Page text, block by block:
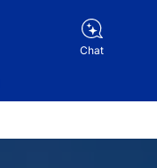
Chat